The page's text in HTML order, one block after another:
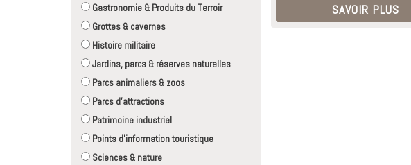
Gastronomie & Produits du Terroir
Grottes & cavernes
Histoire militaire
Jardins, parcs & réserves naturelles
Parcs animaliers & zoos
Parcs d'attractions
Patrimoine industriel
Points d'information touristique
Sciences & nature
SAVOIR PLUS